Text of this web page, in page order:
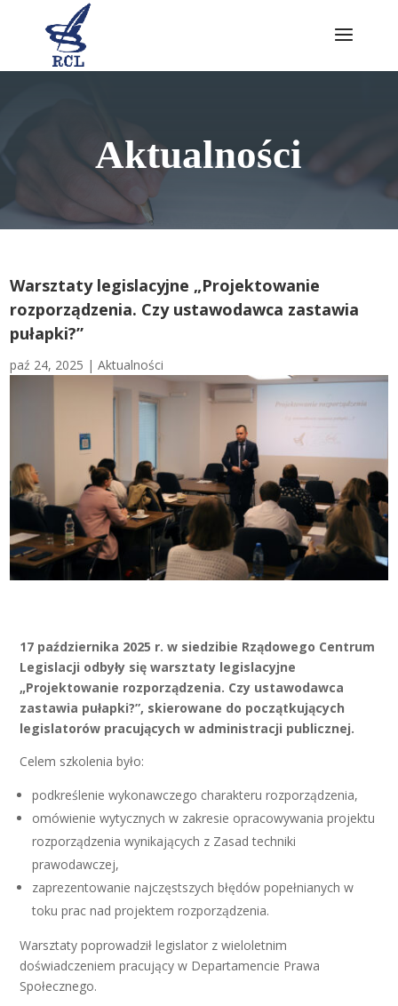
content
Aktualności
Warsztaty legislacyjne „Projektowanie
rozporządzenia. Czy ustawodawca zastawia
pułapki?”
paź 24, 2025 |Aktualności
17 października 2025 r. w siedzibie Rządowego Centrum
Legislacji odbyły się warsztaty legislacyjne
„Projektowanie rozporządzenia. Czy ustawodawca
zastawia pułapki?”, skierowane do początkujących
legislatorów pracujących w administracji publicznej.
Celem szkolenia było:
podkreślenie wykonawczego charakteru rozporządzenia,
omówienie wytycznych w zakresie opracowywania projektu
rozporządzenia wynikających z Zasad techniki
prawodawczej,
zaprezentowanie najczęstszych błędów popełnianych w
toku prac nad projektem rozporządzenia.
Warsztaty poprowadził legislator z wieloletnim
doświadczeniem pracujący w Departamencie Prawa
Społecznego.